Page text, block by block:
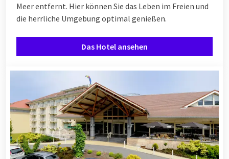
Meer entfernt. Hier können Sie das Leben im Freien und
die herrliche Umgebung optimal genießen.
Das Hotel ansehen